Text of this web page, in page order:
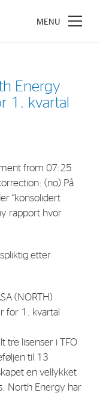
Energy
1. kvartal
from 07:25
(no) På
“konsolidert
rapport hvor
etter
(NORTH)
for 1. kvartal
tre lisenser i TFO
til 13
en vellykket
North Energy har